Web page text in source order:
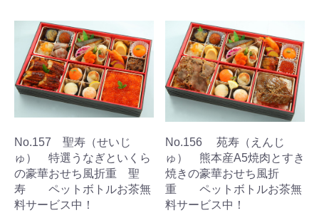
No.157 聖寿（せいじ
ゅ） 特選うなぎといくら
の豪華おせち風折重 聖
寿 ペットボトルお茶無
料サービス中！
No.156 苑寿（えんじ
ゅ） 熊本産A5焼肉とすき
焼きの豪華おせち風折
重 ペットボトルお茶無
料サービス中！